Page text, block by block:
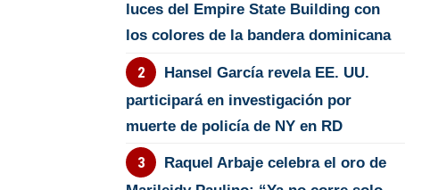
luces del Empire State Building con
los colores de la bandera dominicana
Hansel García revela EE. UU.
participará en investigación por
muerte de policía de NY en RD
Raquel Arbaje celebra el oro de